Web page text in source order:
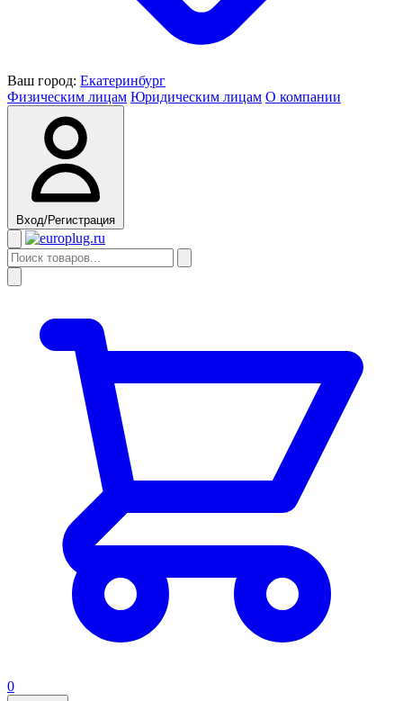
Ваш город: Екатеринбург
Физическим лицам Юридическим лицам О компании
Вход/Регистрация
0